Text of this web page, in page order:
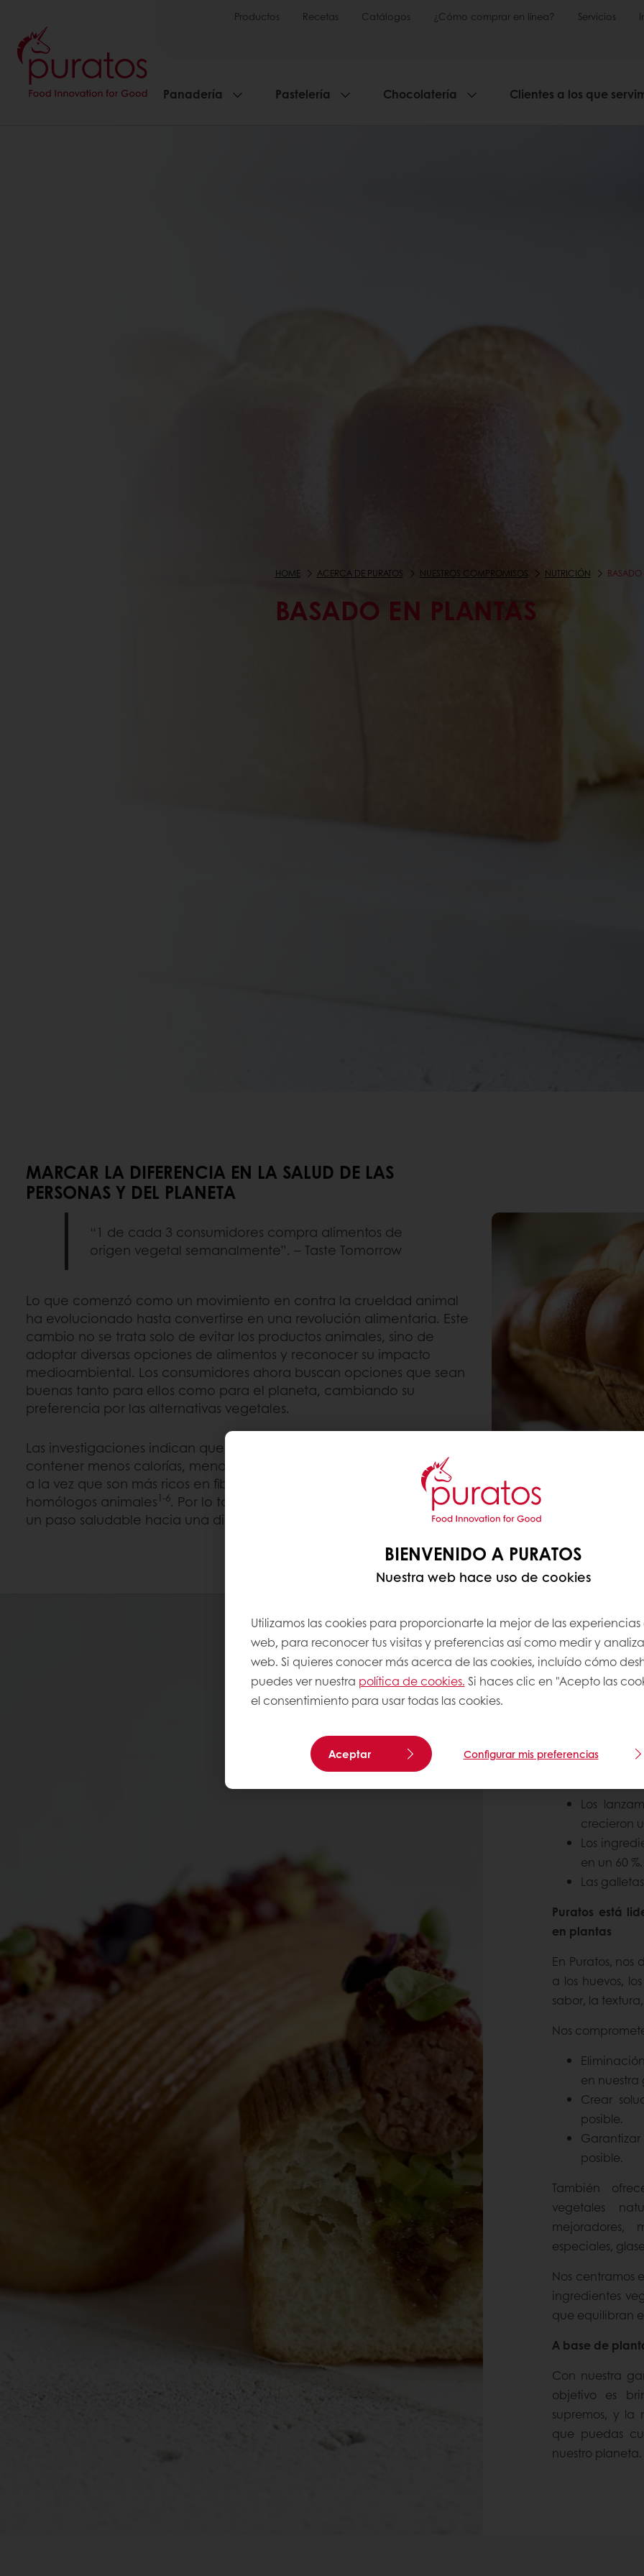
Productos Recetas Catálogos ¿Cómo comprar en línea? Servicios
Panadería Pastelería Chocolatería Clientes a los que
HOME ACERCA DE PURATOS NUESTROS COMPROMISOS NUTRICIÓN BASADO
BASADO EN PLANTAS
MARCAR LA DIFERENCIA EN LA SALUD DE LAS
PERSONAS Y DEL PLANETA
“1 de cada 3 consumidores compra alimentos de
origen vegetal semanalmente”. – Taste Tomorrow
Lo que comenzó como un movimiento en contra la crueldad animal
ha evolucionado hasta convertirse en una revolución alimentaria. Este
cambio no se trata solo de evitar los productos animales, sino de
adoptar diversas opciones de alimentos y reconocer su impacto
medioambiental. Los consumidores ahora buscan opciones que sean
buenas tanto para ellos como para el planeta, cambiando su
preferencia por las alternativas vegetales.
Las investigaciones indican que los alimentos de origen vegetal suelen
contener menos calorías, menos grasas saturadas y menos colesterol,
a la vez que son más ricos en fibra en comparación con sus
homólogos animales1-6. Por lo tanto, consumir alternativas vegetales es
un paso saludable hacia una dieta equilibrada y diversa.
EL
Según Innova
es uno de los
alimentaria,
Los
crecieron
Los
en un 60 %.
Las
Puratos está
en plantas
En Puratos,
a los huevos,
sabor, la
Nos
en
Crear
posible.
posible.
También
vegetales
mejoradores,
especiales,
Nos centramos
ingredientes
que equilibran
A base de
Con nuestra
objetivo es
supremos, y
que puedas
nuestro planeta.
BIENVENIDO A PURATOS
Nuestra web hace uso de cookies
Utilizamos las cookies para proporcionarte la mejor de las experiencias
web, para reconocer tus visitas y preferencias así como medir y
web. Si quieres conocer más acerca de las cookies, incluído cómo
puedes ver nuestra política de cookies. Si haces clic en "Acepto las
el consentimiento para usar todas las cookies.
Aceptar Configurar mis preferencias